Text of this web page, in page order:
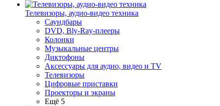
Телевизоры, аудио-видео техника
Саундбары
DVD, Bly-Ray-плееры
Колонки
Музыкальные центры
Диктофоны
Аксессуары для аудио, видео и TV
Телевизоры
Цифровые приставки
Проекторы и экраны
Ещё 5